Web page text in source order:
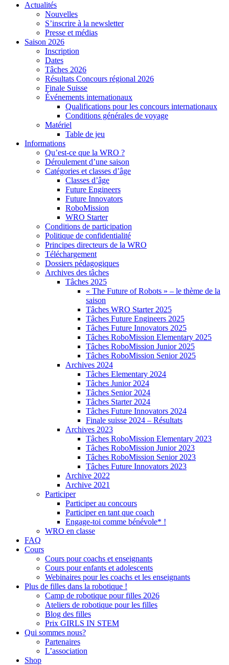
Actualités
Nouvelles
S’inscrire à la newsletter
Presse et médias
Saison 2026
Inscription
Dates
Tâches 2026
Résultats Concours régional 2026
Finale Suisse
Événements internationaux
Qualifications pour les concours internationaux
Conditions générales de voyage
Matériel
Table de jeu
Informations
Qu’est-ce que la WRO ?
Déroulement d’une saison
Catégories et classes d’âge
Classes d’âge
Future Engineers
Future Innovators
RoboMission
WRO Starter
Conditions de participation
Politique de confidentialité
Principes directeurs de la WRO
Téléchargement
Dossiers pédagogiques
Archives des tâches
Tâches 2025
« The Future of Robots » – le thème de la
saison
Tâches WRO Starter 2025
Tâches Future Engineers 2025
Tâches Future Innovators 2025
Tâches RoboMission Elementary 2025
Tâches RoboMission Junior 2025
Tâches RoboMission Senior 2025
Archives 2024
Tâches Elementary 2024
Tâches Junior 2024
Tâches Senior 2024
Tâches Starter 2024
Tâches Future Innovators 2024
Finale suisse 2024 – Résultats
Archives 2023
Tâches RoboMission Elementary 2023
Tâches RoboMission Junior 2023
Tâches RoboMission Senior 2023
Tâches Future Innovators 2023
Archive 2022
Archive 2021
Participer
Participer au concours
Participer en tant que coach
Engage-toi comme bénévole* !
WRO en classe
FAQ
Cours
Cours pour coachs et enseignants
Cours pour enfants et adolescents
Webinaires pour les coachs et les enseignants
Plus de filles dans la robotique !
Camp de robotique pour filles 2026
Ateliers de robotique pour les filles
Blog des filles
Prix GIRLS IN STEM
Qui sommes nous?
Partenaires
L’association
Shop